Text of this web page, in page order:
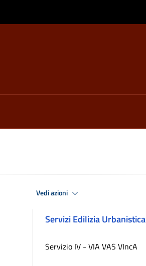
Vedi azioni
Servizi Edilizia Urbanistica
Servizio IV - VIA VAS VIncA